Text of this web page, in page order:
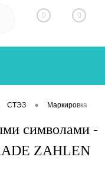
0 0
СТЭЗ • Маркировка
символами -
ZAHLEN